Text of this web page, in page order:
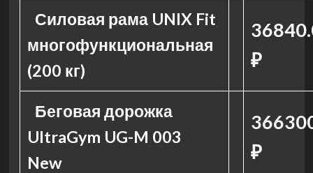
Силовая рама UNIX Fit
многофункциональная
(200 кг)
₽
Беговая дорожка
UltraGym UG-M 003
New
₽